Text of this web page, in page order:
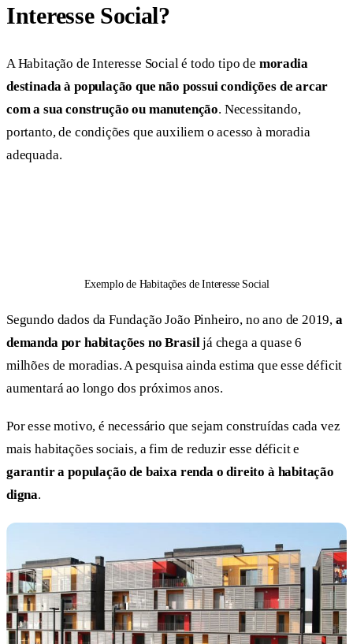
Interesse Social?
A Habitação de Interesse Social é todo tipo de moradia
destinada à população que não possui condições de arcar
com a sua construção ou manutenção. Necessitando,
portanto, de condições que auxiliem o acesso à moradia
adequada.
Exemplo de Habitações de Interesse Social
Segundo dados da Fundação João Pinheiro, no ano de 2019, a
demanda por habitações no Brasiljá chega a quase 6
milhões de moradias. A pesquisa ainda estima que esse déficit
aumentará ao longo dos próximos anos.
Por esse motivo, é necessário que sejam construídas cada vez
mais habitações sociais, a fim de reduzir esse déficit e
garantir a população de baixa renda o direito à habitação
digna.